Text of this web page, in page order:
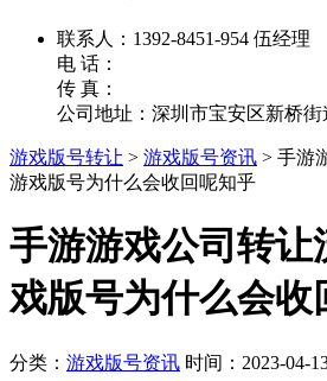
联系人：1392-8451-954 伍经理
电 话：
传 真：
公司地址：深圳市宝安区新桥
游戏版号转让 > 游戏版号资讯 > 手游
游戏版号为什么会收回呢知乎
手游游戏公司转让
戏版号为什么会收
分类： 游戏版号资讯 时间：2023-04-